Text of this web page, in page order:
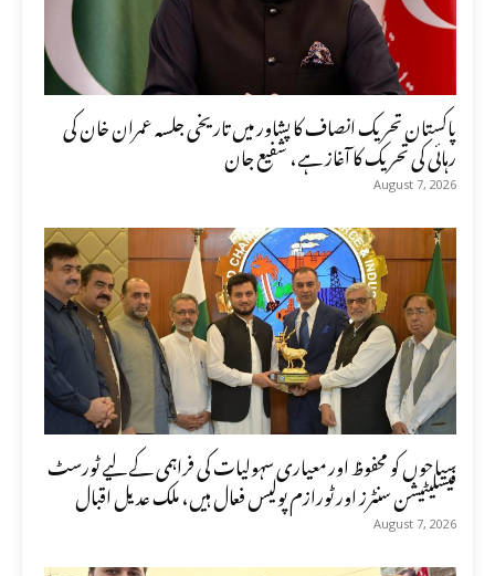
پاکستان تحریک انصاف کا پشاور میں تاریخی جلسہ عمران خان کی
رہائی کی تحریک کا آغاز ہے، شفیع جان
August 7, 2026
سیاحوں کو محفوظ اور معیاری سہولیات کی فراہمی کے لیے ٹورسٹ
فیسلیٹیشن سنٹرز اور ٹورازم پولیس فعال ہیں، ملک عدیل اقبال
August 7, 2026